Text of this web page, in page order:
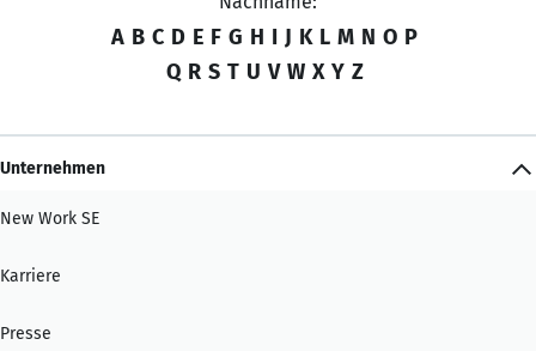
A B C D E F G H I J K L M N O P
Q R S T U V W X Y Z
Unternehmen
New Work SE
Karriere
Presse